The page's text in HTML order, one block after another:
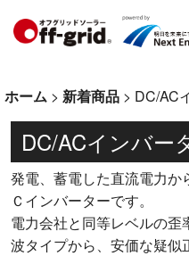
ホーム > 新着商品 > DC/AC
DC/ACインバー
発電、蓄電した直流電力か
Ｃインバーターです。
電力会社と同等レベルの
波タイプから、安価な疑似